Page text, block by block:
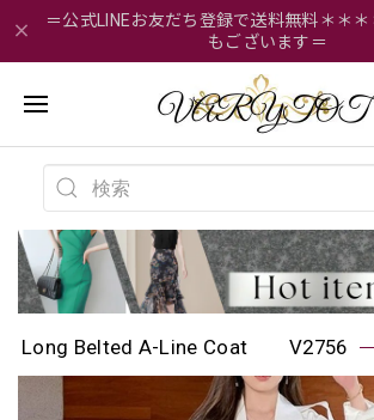
＝公式LINEお友だち登録で送料無料＊＊＊
もございます＝
Long Belted A-Line Coat V2756